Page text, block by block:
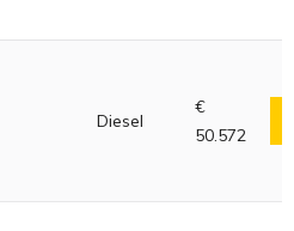
Diesel
€
50.572